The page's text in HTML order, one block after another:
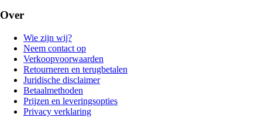
Over
Wie zijn wij?
Neem contact op
Verkoopvoorwaarden
Retourneren en terugbetalen
Juridische disclaimer
Betaalmethoden
Prijzen en leveringsopties
Privacy verklaring